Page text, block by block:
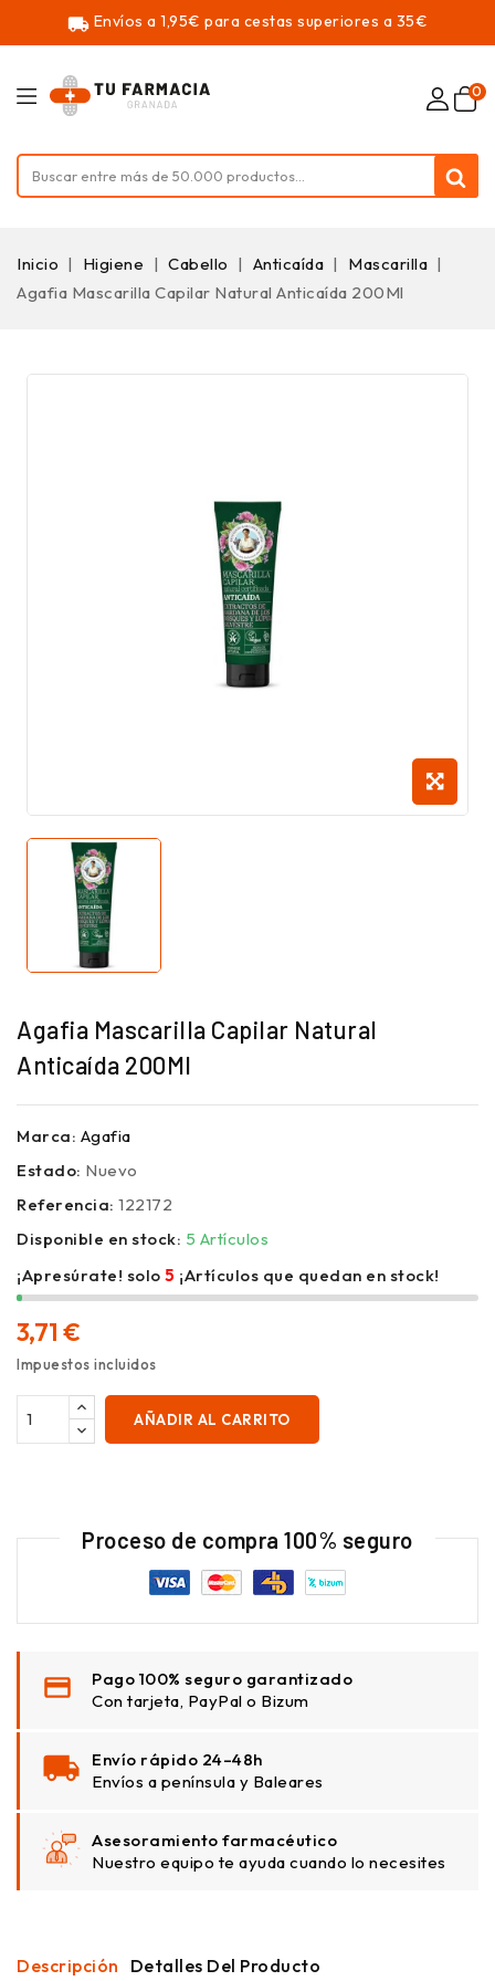
local_shipping Envíos a 1,95€ para cestas superiores a 35€
0
Inicio Higiene Cabello Anticaída
Mascarilla
Agafia Mascarilla Capilar Natural Anticaída 200Ml
Agafia Mascarilla Capilar Natural
Anticaída 200Ml
Marca: Agafia
Estado: Nuevo
Referencia: 122172
Disponible en stock: 5 Artículos
¡Apresúrate! solo 5 ¡Artículos que quedan en stock!
3,71 €
Impuestos incluidos
AÑADIR AL CARRITO
Proceso de compra 100% seguro
Pago 100% seguro garantizado
Con tarjeta, PayPal o Bizum
Envío rápido 24–48h
Envíos a península y Baleares
Asesoramiento farmacéutico
Nuestro equipo te ayuda cuando lo necesites
Descripción Detalles Del Producto